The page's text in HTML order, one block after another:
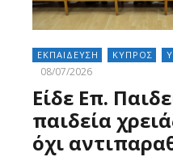
ΕΚΠΑΙΔΕΥΣΗ ΚΥΠΡΟΣ
08/07/2026
Είδε Επ.
παιδεία
όχι